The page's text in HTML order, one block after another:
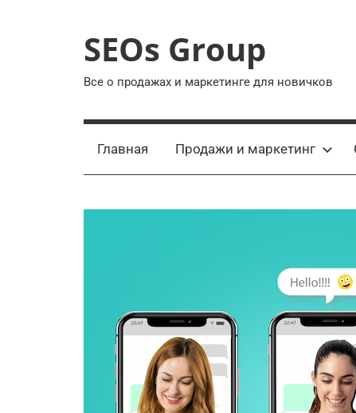
содержимомуSEOs Group
Все о продажах и маркетинге для новичков
Главная Продажи и маркетинг